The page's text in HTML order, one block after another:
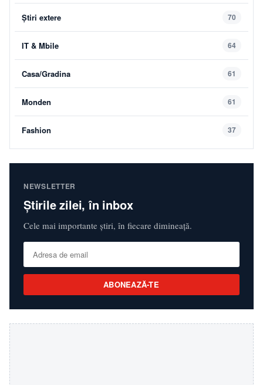
Știri extere 70
IT & Mbile 64
Casa/Gradina 61
Monden 61
Fashion 37
NEWSLETTER
Știrile zilei, în inbox
Cele mai importante știri, în fiecare dimineață.
ABONEAZĂ-TE